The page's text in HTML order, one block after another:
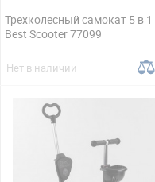
Трехколесный самокат 5 в 1
Best Scooter 77099
Нет в наличии